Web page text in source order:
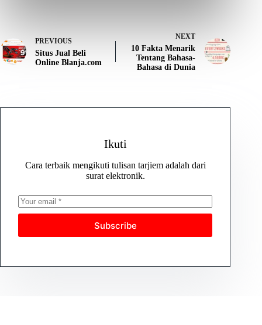
PREVIOUS
Situs Jual Beli
Online Blanja.com
NEXT
10 Fakta Menarik
Tentang Bahasa-
Bahasa di Dunia
Ikuti
Cara terbaik mengikuti tulisan tarjiem adalah dari
surat elektronik.
Subscribe